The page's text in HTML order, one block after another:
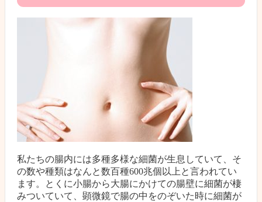
私たちの腸内には多種多様な細菌が生息していて、そ
の数や種類はなんと数百種600兆個以上と言われてい
ます。とくに小腸から大腸にかけての腸壁に細菌が棲
みついていて、顕微鏡で腸の中をのぞいた時に細菌が